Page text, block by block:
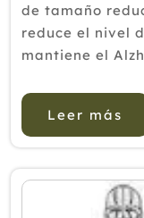
de tamaño
reduce el nivel
mantiene el
eliminar
Leer más